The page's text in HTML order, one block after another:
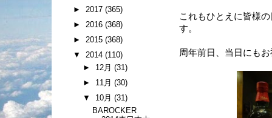
これもひとえに皆様
す。
周年前日、当日にも
► 2017 (365)
► 2016 (368)
► 2015 (368)
▼ 2014 (110)
► 12月 (31)
► 11月 (30)
▼ 10月 (31)
BAROCKER